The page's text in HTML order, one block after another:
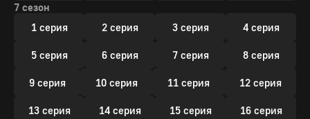
7 сезон
1 серия
2 серия 3 серия 4 серия
5 серия 6 серия 7 серия 8 серия
9 серия 10 серия 11 серия 12 серия
13 серия 14 серия 15 серия 16 серия